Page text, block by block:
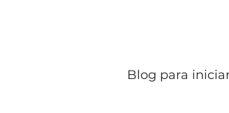
Blog para